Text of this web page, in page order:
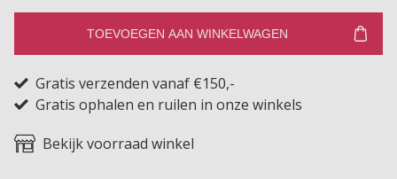
TOEVOEGEN AAN WINKELWAGEN
Gratis verzenden vanaf €150,-
Gratis ophalen en ruilen in onze winkels
Bekijk voorraad winkel